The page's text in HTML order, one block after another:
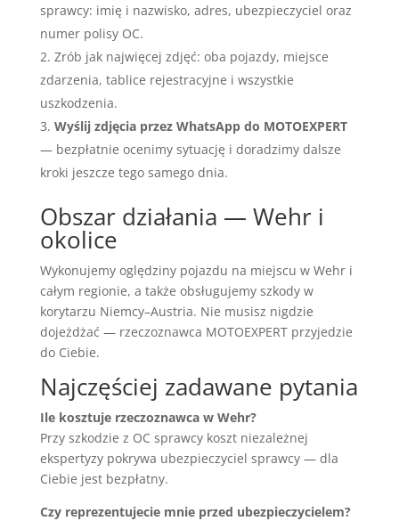
sprawcy: imię i nazwisko, adres, ubezpieczyciel oraz
numer polisy OC.
Zrób jak najwięcej zdjęć: oba pojazdy, miejsce
zdarzenia, tablice rejestracyjne i wszystkie
uszkodzenia.
Wyślij zdjęcia przez WhatsApp do MOTOEXPERT
— bezpłatnie ocenimy sytuację i doradzimy dalsze
kroki jeszcze tego samego dnia.
Obszar działania — Wehr i
okolice
Wykonujemy oględziny pojazdu na miejscu w Wehr i
całym regionie, a także obsługujemy szkody w
korytarzu Niemcy–Austria. Nie musisz nigdzie
dojeżdżać — rzeczoznawca MOTOEXPERT przyjedzie
do Ciebie.
Najczęściej zadawane pytania
Ile kosztuje rzeczoznawca w Wehr?
Przy szkodzie z OC sprawcy koszt niezależnej
ekspertyzy pokrywa ubezpieczyciel sprawcy — dla
Ciebie jest bezpłatny.
Czy reprezentujecie mnie przed ubezpieczycielem?